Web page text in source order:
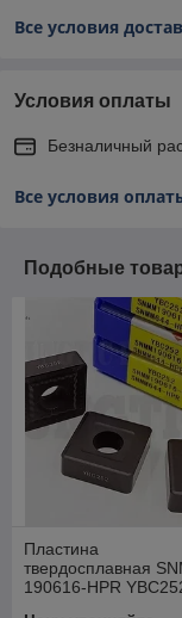
Все условия
Условия оплаты
Безналичный
Все условия
Подобные
Пластина
твердосплавная
190616-HPR